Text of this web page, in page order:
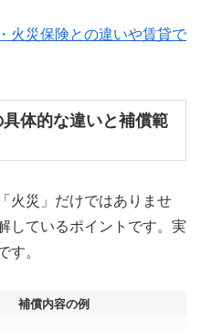
火災保険との違いや賃貸で
体的な違いと補償範
火災」だけではありませ
しているポイントです。実
す。
補償内容の例